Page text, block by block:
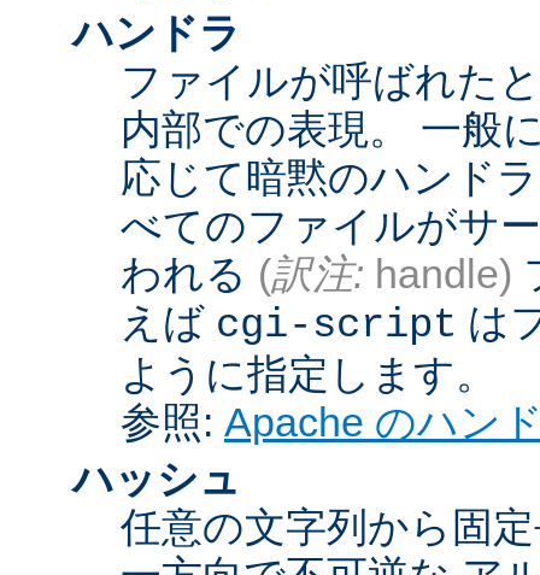
ハンドラ
ファイルが呼ばれた
内部での表現。 一般
応じて暗黙のハンド
べてのファイルがサ
われる (訳注: handle)
えば cgi-script は
ように指定します。
参照: Apache のハン
ハッシュ
任意の文字列から固